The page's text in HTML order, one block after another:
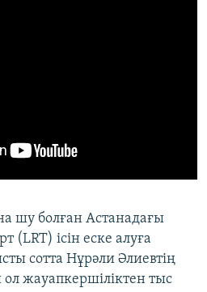
шу болған Астанадағы
(LRT) ісін еске алуға
сотта Нұрәли Әлиевтің
жауапкершіліктен тыс